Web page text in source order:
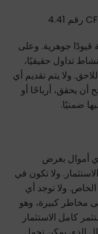
قيودًا جوهرية. وعلى
تداول حقيقيًا،
ولا يتم تقديم أي
يحقق، أرباحًا أو
ضمنيًا.
أموال بغرض
ولا تكون في
ولا توجد أي
مخاطر كبيرة، وهو
كامل الاستثمار